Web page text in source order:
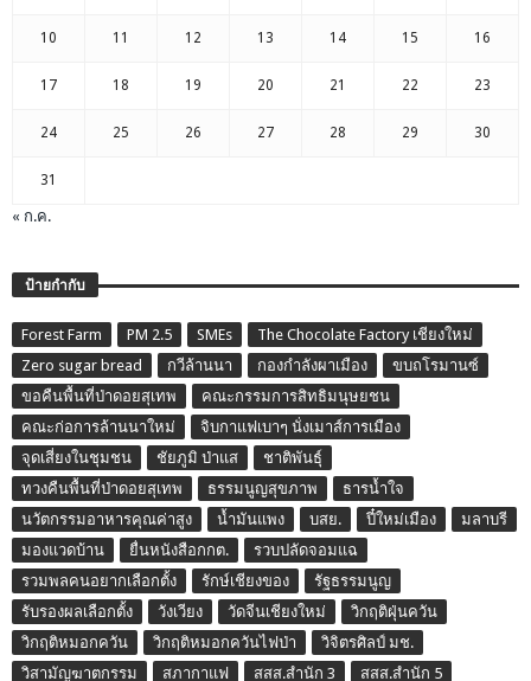
10 11 12 13 14 15 16
17 18 19 20 21 22 23
24 25 26 27 28 29 30
31
« ก.ค.
ป้ายกำกับ
Forest Farm PM 2.5 SMEs
The Chocolate Factory เชียงใหม่
Zero sugar bread
กวีล้านนา กองกำลังผาเมือง
ขบถโรมานซ์
ขอคืนพื้นที่ป่าดอยสุเทพ
คณะกรรมการสิทธิมนุษยชน
คณะก่อการล้านนาใหม่
จิบกาแฟเบาๆ นั่งเมาส์การเมือง
จุดเสี่ยงในชุมชน
ชัยภูมิ ป่าแส
ชาติพันธุ์
ทวงคืนพื้นที่ป่าดอยสุเทพ
ธรรมนูญสุขภาพ
ธารน้ำใจ
นวัตกรรมอาหารคุณค่าสูง
น้ำมันแพง บสย. ปี๋ใหม่เมือง
มลาบรี
มองแวดบ้าน
ยื่นหนังสือกกต.
รวบปลัดจอมแฉ
รวมพลคนอยากเลือกตั้ง
รักษ์เชียงของ
รัฐธรรมนูญ
รับรองผลเลือกตั้ง
วังเวียง วัดจีนเชียงใหม่
วิกฤติฝุ่นควัน
วิกฤติหมอกควัน
วิกฤติหมอกควันไฟป่า
วิจิตรศิลป์ มช.
วิสามัญฆาตกรรม
สภากาแฟ สสส.สำนัก 3 สสส.สำนัก 5